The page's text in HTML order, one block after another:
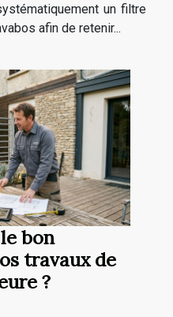
un filtre
afin de retenir...
bon
travaux de
?